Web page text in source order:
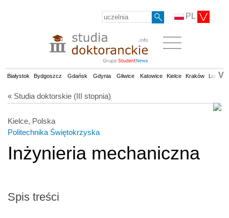
PL
Białystok Bydgoszcz Gdańsk Gdynia Gliwice Katowice Kielce Kraków Lublin
V
« Studia doktorskie (III stopnia)
Kielce, Polska
Politechnika Świętokrzyska
Inżynieria mechaniczna
Spis treści